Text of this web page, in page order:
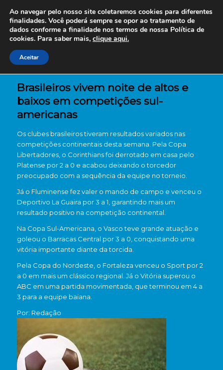
Brasileiros vivem noite de altos e
baixos em competições sul-
americanas
Os clubes brasileiros tiveram resultados variados nas
competições continentais desta semana. Pela Copa
Libertadores, o Corinthians foi derrotado em casa pelo
Platense por 2 a 0 e acabou deixando o torcedor
preocupado com a sequência da equipe no torneio.
Já o Fluminense fez valer o mando de campo e venceu o
Deportivo La Guaira por 3 a 1, garantindo mais um
resultado positivo na competição continental.
Na Copa Sul-Americana, o Vasco teve grande atuação e
goleou o Barracas Central por 3 a 0, conquistando uma
vitória importante diante da torcida.
Pela Copa do Nordeste, o Fortaleza venceu o Sport por 2
a 0 em mais um clássico regional. Já o Vitória superou o
ABC em uma partida movimentada, que terminou em 4 a
3 para a equipe baiana.
Por: Redação
Ao navegar pelo nosso site coletaremos cookies para diferentes
finalidades. Você poderá sempre se opor ao tratamento de
dados conforme a finalidade nos termos de nossa Política de
cookies. Para saber mais, clique aqui.
Aceitar